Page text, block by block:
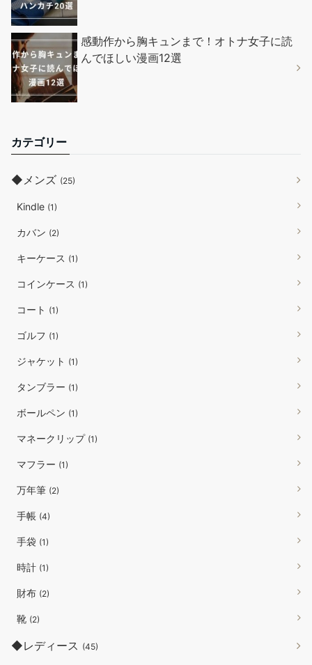
感動作から胸キュンまで！オトナ女子に読
んでほしい漫画12選
カテゴリー
◆メンズ (25)
Kindle (1)
カバン (2)
キーケース (1)
コインケース (1)
コート (1)
ゴルフ (1)
ジャケット (1)
タンブラー (1)
ボールペン (1)
マネークリップ (1)
マフラー (1)
万年筆 (2)
手帳 (4)
手袋 (1)
時計 (1)
財布 (2)
靴 (2)
◆レディース (45)